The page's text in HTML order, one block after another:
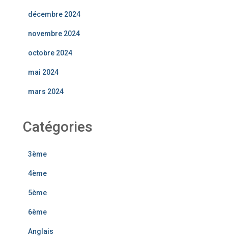
décembre 2024
novembre 2024
octobre 2024
mai 2024
mars 2024
Catégories
3ème
4ème
5ème
6ème
Anglais